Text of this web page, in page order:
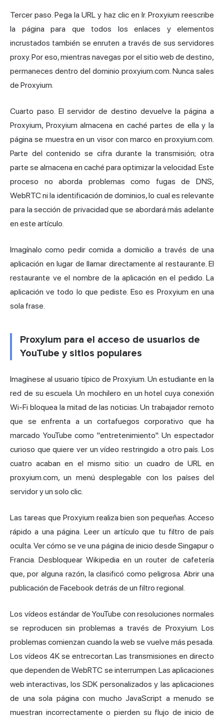
Tercer paso. Pega la URL y haz clic en Ir. Proxyium reescribe
la página para que todos los enlaces y elementos
incrustados también se enruten a través de sus servidores
proxy. Por eso, mientras navegas por el sitio web de destino,
permaneces dentro del dominio proxyium.com. Nunca sales
de Proxyium.
Cuarto paso. El servidor de destino devuelve la página a
Proxyium, Proxyium almacena en caché partes de ella y la
página se muestra en un visor con marco en proxyium.com.
Parte del contenido se cifra durante la transmisión; otra
parte se almacena en caché para optimizar la velocidad. Este
proceso no aborda problemas como fugas de DNS,
WebRTC ni la identificación de dominios, lo cual es relevante
para la sección de privacidad que se abordará más adelante
en este artículo.
Imagínalo como pedir comida a domicilio a través de una
aplicación en lugar de llamar directamente al restaurante. El
restaurante ve el nombre de la aplicación en el pedido. La
aplicación ve todo lo que pediste. Eso es Proxyium en una
sola frase.
Proxyium para el acceso de usuarios de
YouTube y sitios populares
Imagínese al usuario típico de Proxyium. Un estudiante en la
red de su escuela. Un mochilero en un hotel cuya conexión
Wi-Fi bloquea la mitad de las noticias. Un trabajador remoto
que se enfrenta a un cortafuegos corporativo que ha
marcado YouTube como "entretenimiento". Un espectador
curioso que quiere ver un vídeo restringido a otro país. Los
cuatro acaban en el mismo sitio: un cuadro de URL en
proxyium.com, un menú desplegable con los países del
servidor y un solo clic.
Las tareas que Proxyium realiza bien son pequeñas. Acceso
rápido a una página. Leer un artículo que tu filtro de país
oculta. Ver cómo se ve una página de inicio desde Singapur o
Francia. Desbloquear Wikipedia en un router de cafetería
que, por alguna razón, la clasificó como peligrosa. Abrir una
publicación de Facebook detrás de un filtro regional.
Los vídeos estándar de YouTube con resoluciones normales
se reproducen sin problemas a través de Proxyium. Los
problemas comienzan cuando la web se vuelve más pesada.
Los vídeos 4K se entrecortan. Las transmisiones en directo
que dependen de WebRTC se interrumpen. Las aplicaciones
web interactivas, los SDK personalizados y las aplicaciones
de una sola página con mucho JavaScript a menudo se
muestran incorrectamente o pierden su flujo de inicio de